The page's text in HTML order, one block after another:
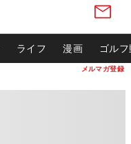
メルマガ登録
ライフ 漫画 ゴル